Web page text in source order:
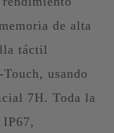
de alta
táctil
usando
7H. Toda la